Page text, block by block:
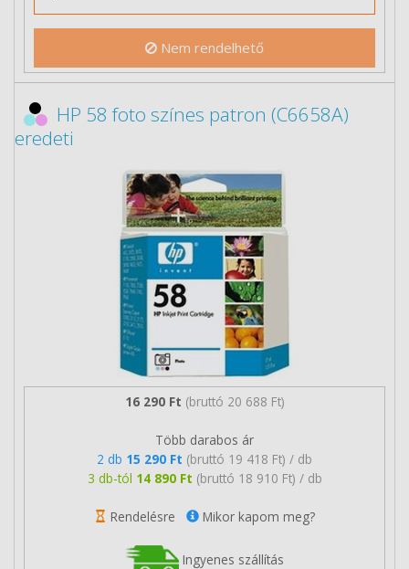
Nem rendelhető
HP 58 foto színes patron (C6658A)
eredeti
16 290 Ft (bruttó 20 688 Ft)
Több darabos ár
2 db 15 290 Ft (bruttó 19 418 Ft) / db
3 db-tól 14 890 Ft (bruttó 18 910 Ft) / db
Rendelésre Mikor kapom meg?
Ingyenes szállítás